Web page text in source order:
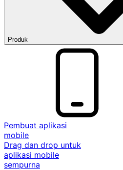
Produk
Pembuat aplikasi
mobile
Drag dan drop untuk
aplikasi mobile
sempurna